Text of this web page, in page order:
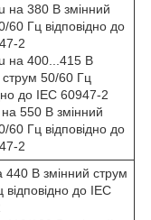
на 380 В змінний
60 Гц відповідно до
2
на 400...415 В
струм 50/60 Гц
до IEC 60947-2
550 В змінний
60 Гц відповідно до
2
440 В змінний струм
відповідно до IEC